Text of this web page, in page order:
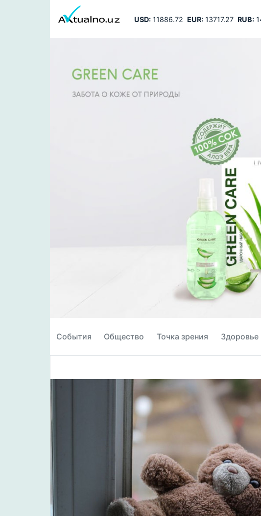
USD:11886.72 EUR:13717.27 RUB:
События Общество Точка зрения Здоровье